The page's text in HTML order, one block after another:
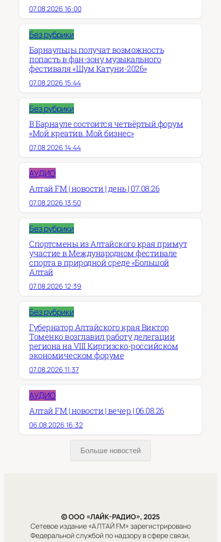
07.08.2026 16:00
Без рубрики
Барнаульцы получат возможность
попасть в фан-зону музыкального
фестиваля «Шум Катуни-2026»
07.08.2026 15:44
Без рубрики
В Барнауле состоится четвёртый форум
«Мой креатив. Мой бизнес»
07.08.2026 14:44
АУДИО
Алтай FM | новости | день | 07.08.26
07.08.2026 13:50
Без рубрики
Спортсмены из Алтайского края примут
участие в Международном фестивале
спорта в природной среде «Большой
Алтай
07.08.2026 12:39
Без рубрики
Губернатор Алтайского края Виктор
Томенко возглавил работу делегации
региона на VIII Киргизско-российском
экономическом форуме
07.08.2026 11:37
АУДИО
Алтай FM | новости | вечер | 06.08.26
06.08.2026 16:32
Больше новостей
© ООО «ЛАЙК-РАДИО», 2025
Сетевое издание «АЛТАЙ FM» зарегистрировано
Федеральной службой по надзору в сфере связи,